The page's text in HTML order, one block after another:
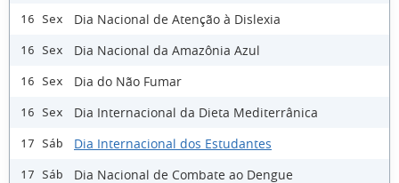
16 Sex Dia Nacional de Atenção à Dislexia
16 Sex Dia Nacional da Amazônia Azul
16 Sex Dia do Não Fumar
16 Sex Dia Internacional da Dieta Mediterrânica
17 Sáb Dia Internacional dos Estudantes
17 Sáb Dia Nacional de Combate ao Dengue